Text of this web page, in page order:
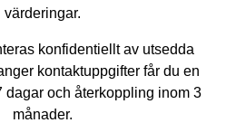
värderingar.
konfidentiellt av utsedda
kontaktuppgifter får du en
dagar och återkoppling inom 3
månader.